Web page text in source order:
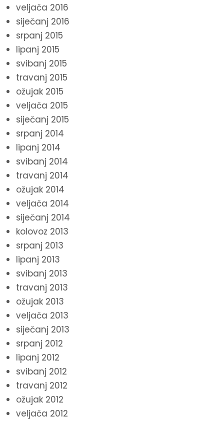
veljača 2016
siječanj 2016
srpanj 2015
lipanj 2015
svibanj 2015
travanj 2015
ožujak 2015
veljača 2015
siječanj 2015
srpanj 2014
lipanj 2014
svibanj 2014
travanj 2014
ožujak 2014
veljača 2014
siječanj 2014
kolovoz 2013
srpanj 2013
lipanj 2013
svibanj 2013
travanj 2013
ožujak 2013
veljača 2013
siječanj 2013
srpanj 2012
lipanj 2012
svibanj 2012
travanj 2012
ožujak 2012
veljača 2012